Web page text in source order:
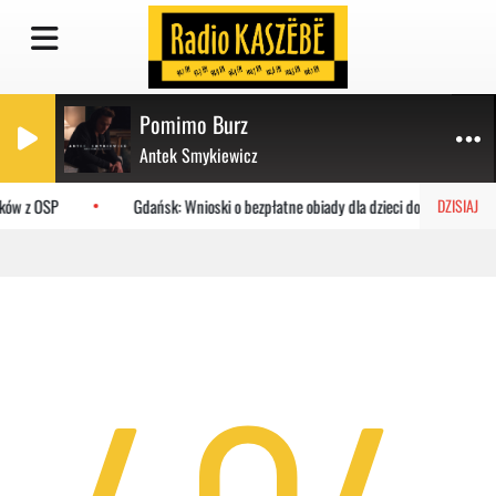
Pomimo Burz
Antek Smykiewicz
DZISIAJ
z OSP Gdańsk: Wnioski o bezpłatne obiady dla dzieci do MOPR